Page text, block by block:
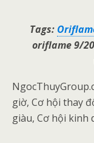
Tags:
oriflame 9/
giờ, Cơ hội thay
giàu, Cơ hội kinh